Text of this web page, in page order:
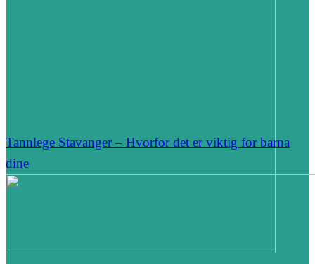
Tannlege Stavanger – Hvorfor det er viktig for barna
dine